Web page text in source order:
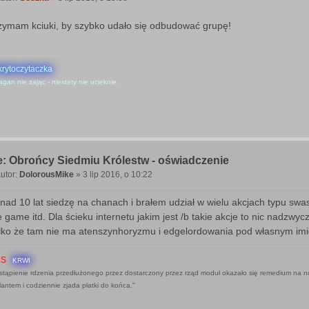
kciuki, by szybko udało się odbudować grupę!
nie zając - niestety nie ucieknie.
Obrońcy Siedmiu Królestw - oświadczenie
DolorousMike » 3 lip 2016, o 10:22
10 lat siedzę na chanach i brałem udział w wielu akcjach typu
game itd. Dla ścieku internetu jakim jest /b takie akcje to nic
że tam nie ma atenszynhoryzmu i edgelordowania pod własnym
KRWI
rdzenia przedłużonego przez dostarczony przez rząd moduł okazało się remedium na
i codziennie zjada płatki do końca."